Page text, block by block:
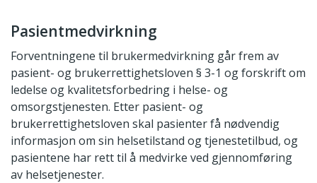
Pasientmedvirkning
Forventningene til brukermedvirkning går frem av
pasient- og brukerrettighetsloven § 3-1 og forskrift om
ledelse og kvalitetsforbedring i helse- og
omsorgstjenesten. Etter pasient- og
brukerrettighetsloven skal pasienter få nødvendig
informasjon om sin helsetilstand og tjenestetilbud, og
pasientene har rett til å medvirke ved gjennomføring
av helsetjenester.